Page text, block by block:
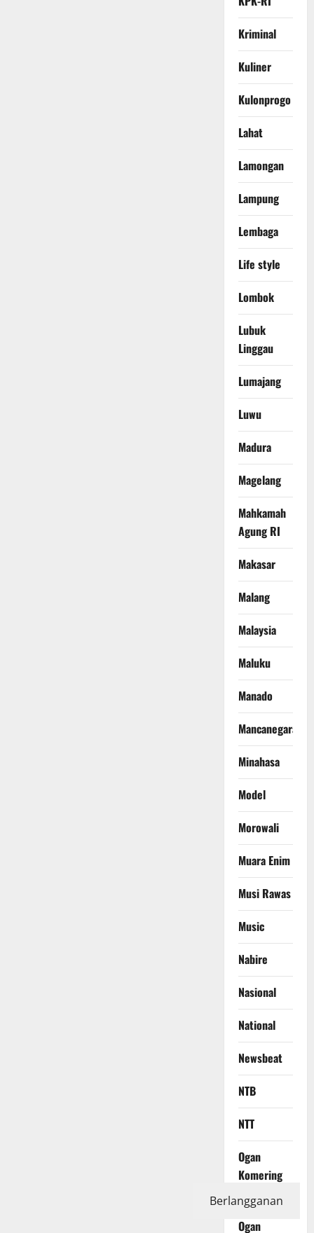
Kriminal
Kuliner
Kulonprogo
Lahat
Lamongan
Lampung
Lembaga
Life style
Lombok
Lubuk
Linggau
Lumajang
Luwu
Madura
Magelang
Mahkamah
Agung RI
Makasar
Malang
Malaysia
Maluku
Manado
Mancanegara
Minahasa
Model
Morowali
Muara Enim
Musi Rawas
Music
Nabire
Nasional
National
Newsbeat
NTB
NTT
Ogan
Komering
Ogan
Berlangganan